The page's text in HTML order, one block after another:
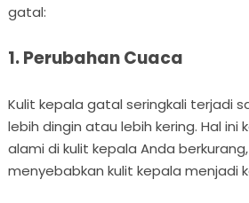
gatal:
1. Perubahan Cuaca
Kulit kepala gatal seringkali terjadi
lebih dingin atau lebih kering. Hal ini
alami di kulit kepala Anda
menyebabkan kulit kepala menjadi